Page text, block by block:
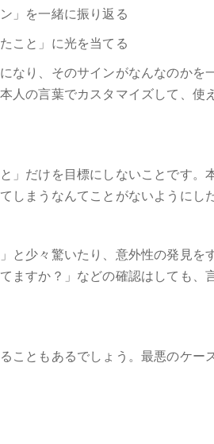
」を一緒に振り返る
こと」に光を当てる
なり、そのサインがなんなのかを
人の言葉でカスタマイズして、使
」だけを目標にしないことです。
まうなんてことがないようにし
と少々驚いたり、意外性の発見を
ますか？」などの確認はしても、
こともあるでしょう。最悪のケー